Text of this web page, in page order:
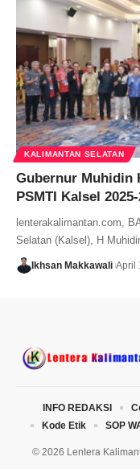
KALIMANTAN SELATAN
Gubernur Muhidin
PSMTI Kalsel
lenterakalimantan.com,
Selatan (Kalsel), H
Ikhsan Makkawali April
© 2026 Lentera
INFO REDAKSI
Kode Etik
SOP